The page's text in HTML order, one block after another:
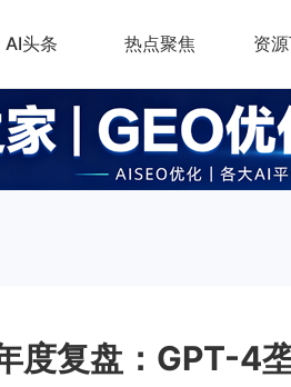
AI头条 热点聚焦 资
度复盘：GPT-4